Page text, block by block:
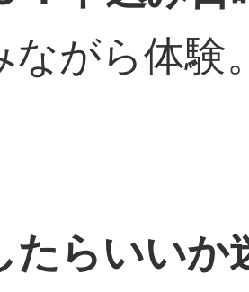
ながら体験
たらいいか